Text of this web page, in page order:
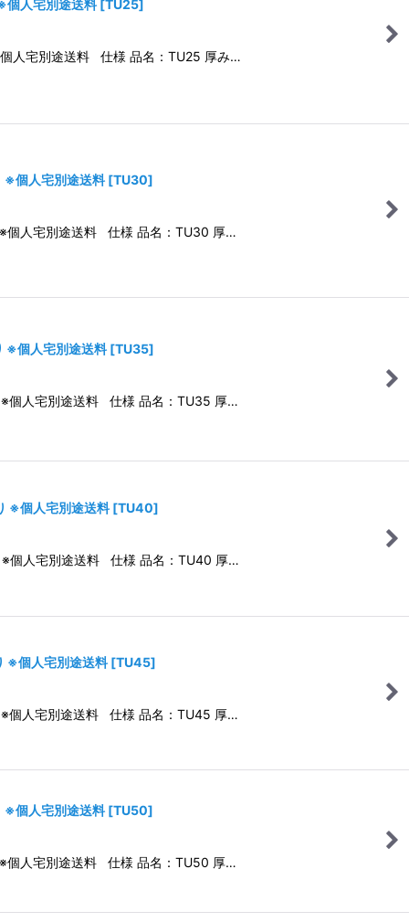
個人宅別途送料 [TU25]
人宅別途送料 仕様 品名：TU25 厚み…
※個人宅別途送料 [TU30]
個人宅別途送料 仕様 品名：TU30 厚…
※個人宅別途送料 [TU35]
※個人宅別途送料 仕様 品名：TU35 厚…
※個人宅別途送料 [TU40]
※個人宅別途送料 仕様 品名：TU40 厚…
※個人宅別途送料 [TU45]
※個人宅別途送料 仕様 品名：TU45 厚…
※個人宅別途送料 [TU50]
個人宅別途送料 仕様 品名：TU50 厚…